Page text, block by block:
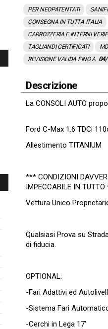
PER NEOPATENTATI
CONSEGNA IN TUTTA ITALIA
CARROZZERIA E INTERNI
TAGLIANDI CERTIFICATI
REVISIONE VALIDA FINO A
Descrizione
La CONSOLI AUTO
Ford C-Max 1.6 TDCi
Allestimento TITANIUM
*** CONDIZIONI
IMPECCABILE IN
Vettura Unico
Qualsiasi Prova su
di fiducia.
OPTIONAL:
-Fari Adattivi ed
-Sistema Fari
-Cerchi in Lega 17'